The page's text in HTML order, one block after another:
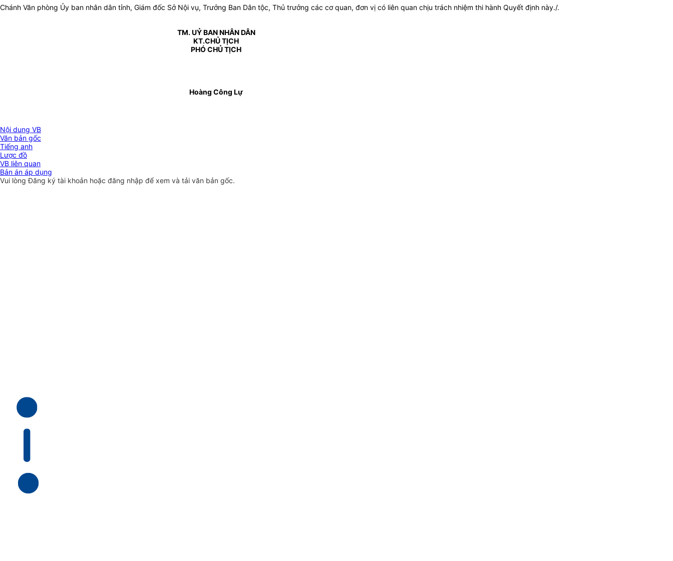
Chánh Văn phòng Ủy ban nhân dân tỉnh, Giám đốc Sở Nội vụ, Trưởng Ban Dân tộc, Thủ trưởng các cơ quan, đơn vị có liên quan chịu trách nhiệm thi hành Quyết định này./.
TM. UỶ BAN NHÂN DÂN
KT.CHỦ TỊCH
PHÓ CHỦ TỊCH
Hoàng Công Lự
Nội dung VB
Văn bản gốc
Tiếng anh
Lược đồ
VB liên quan
Bản án áp dụng
Vui lòngĐăng ký tài khoản hoặc đăng nhập để xem và tải văn bản gốc.